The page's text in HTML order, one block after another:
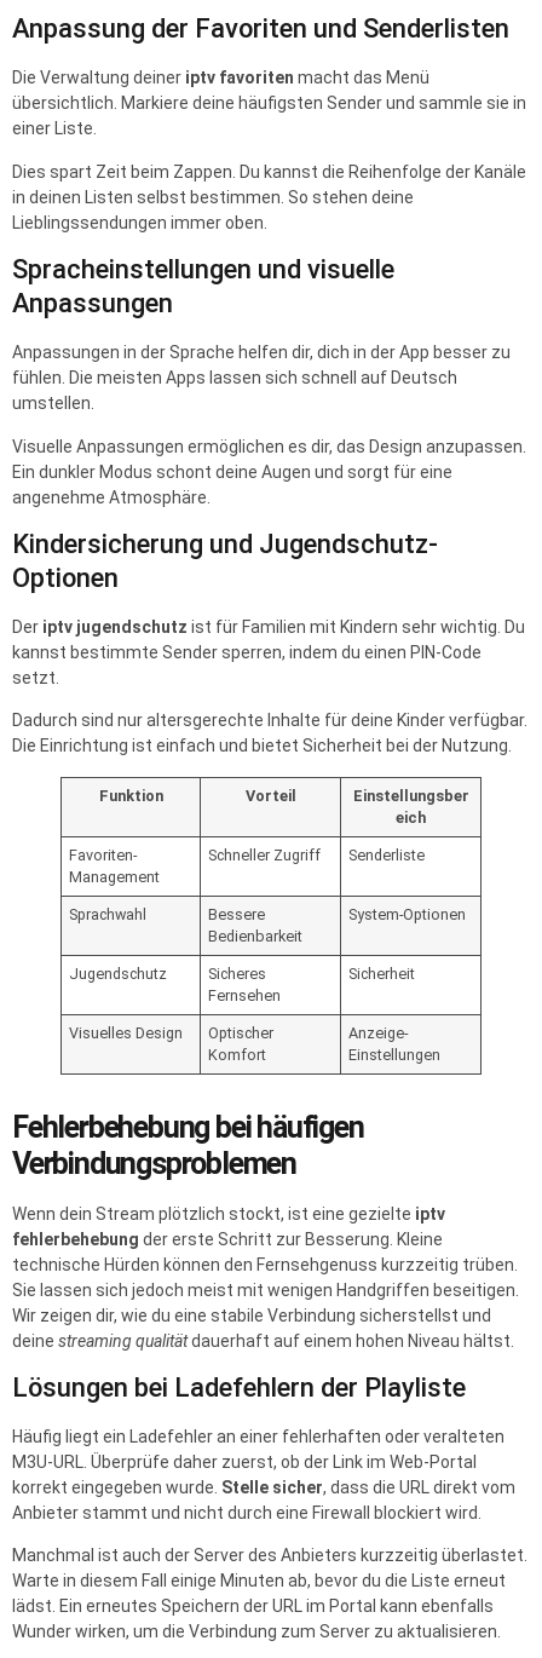
Anpassung der Favoriten und Senderlisten
Die Verwaltung deiner iptv favoriten macht das Menü
übersichtlich. Markiere deine häufigsten Sender und sammle sie in
einer Liste.
Dies spart Zeit beim Zappen. Du kannst die Reihenfolge der Kanäle
in deinen Listen selbst bestimmen. So stehen deine
Lieblingssendungen immer oben.
Spracheinstellungen und visuelle
Anpassungen
Anpassungen in der Sprache helfen dir, dich in der App besser zu
fühlen. Die meisten Apps lassen sich schnell auf Deutsch
umstellen.
Visuelle Anpassungen ermöglichen es dir, das Design anzupassen.
Ein dunkler Modus schont deine Augen und sorgt für eine
angenehme Atmosphäre.
Kindersicherung und Jugendschutz-
Optionen
Der iptv jugendschutz ist für Familien mit Kindern sehr wichtig. Du
kannst bestimmte Sender sperren, indem du einen PIN-Code
setzt.
Dadurch sind nur altersgerechte Inhalte für deine Kinder verfügbar.
Die Einrichtung ist einfach und bietet Sicherheit bei der Nutzung.
Funktion Vorteil
Einstellungsber
eich
Favoriten-
Management
Schneller Zugriff Senderliste
Sprachwahl
Bessere
Bedienbarkeit
System-Optionen
Jugendschutz
Sicheres
Fernsehen
Sicherheit
Visuelles Design
Optischer
Komfort
Anzeige-
Einstellungen
Fehlerbehebung bei häufigen
Verbindungsproblemen
Wenn dein Stream plötzlich stockt, ist eine gezielte iptv
fehlerbehebung der erste Schritt zur Besserung. Kleine
technische Hürden können den Fernsehgenuss kurzzeitig trüben.
Sie lassen sich jedoch meist mit wenigen Handgriffen beseitigen.
Wir zeigen dir, wie du eine stabile Verbindung sicherstellst und
deine streaming qualitätdauerhaft auf einem hohen Niveau hältst.
Lösungen bei Ladefehlern der Playliste
Häufig liegt ein Ladefehler an einer fehlerhaften oder veralteten
M3U-URL. Überprüfe daher zuerst, ob der Link im Web-Portal
korrekt eingegeben wurde. Stelle sicher, dass die URL direkt vom
Anbieter stammt und nicht durch eine Firewall blockiert wird.
Manchmal ist auch der Server des Anbieters kurzzeitig überlastet.
Warte in diesem Fall einige Minuten ab, bevor du die Liste erneut
lädst. Ein erneutes Speichern der URL im Portal kann ebenfalls
Wunder wirken, um die Verbindung zum Server zu aktualisieren.